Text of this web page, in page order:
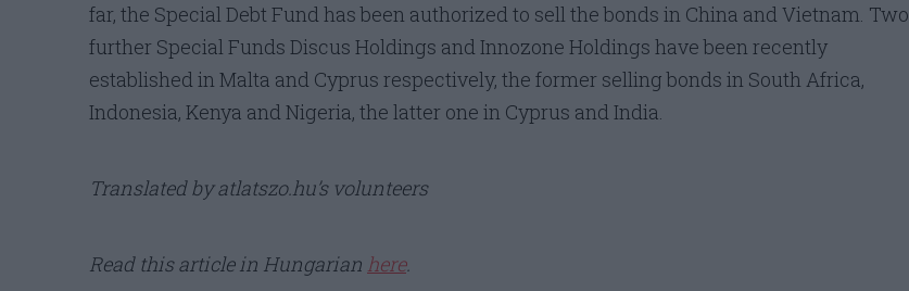
far, the Special Debt Fund has been authorized to sell the bonds in China and Vietnam. Two
further Special Funds Discus Holdings and Innozone Holdings have been recently
established in Malta and Cyprus respectively, the former selling bonds in South Africa,
Indonesia, Kenya and Nigeria, the latter one in Cyprus and India.
Translated by atlatszo.hu’s volunteers
Read this article in Hungarian here.